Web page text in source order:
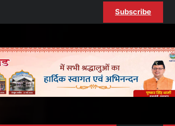
Subscribe